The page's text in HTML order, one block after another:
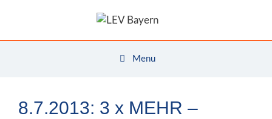
Menu
8.7.2013: 3 x MEHR –